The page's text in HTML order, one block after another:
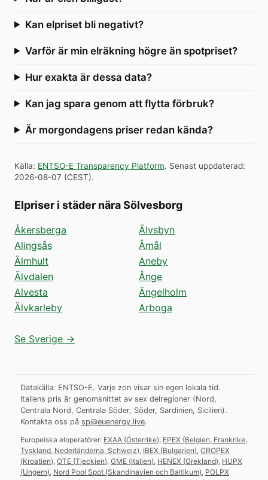
Kan elpriset bli negativt?
Varför är min elräkning högre än spotpriset?
Hur exakta är dessa data?
Kan jag spara genom att flytta förbruk?
Är morgondagens priser redan kända?
Källa: ENTSO-E Transparency Platform. Senast uppdaterad:
2026-08-07 (CEST).
Elpriser i städer nära Sölvesborg
Åkersberga
Alingsås
Älmhult
Älvdalen
Alvesta
Älvkarleby
Älvsbyn
Åmål
Aneby
Ånge
Ängelholm
Arboga
Se Sverige →
Datakälla: ENTSO-E. Varje zon visar sin egen lokala tid.
Italiens pris är genomsnittet av sex delregioner (Nord,
Centrala Nord, Centrala Söder, Söder, Sardinien, Sicilien).
Kontakta oss på sp@euenergy.live.
Europeiska eloperatörer: EXAA (Österrike) EPEX (Belgien, Frankrike,
Tyskland, Nederländerna, Schweiz) IBEX (Bulgarien) CROPEX
(Kroatien) OTE (Tjeckien) GME (Italien) HENEX (Grekland) HUPX
(Ungern) Nord Pool Spot (Skandinavien och Baltikum) POLPX